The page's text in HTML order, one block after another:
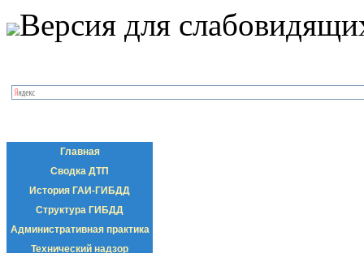
Версия для
Главная
Сводка ДТП
История ГАИ-ГИБДД
Структура ГИБДД
Административная практика
Технический надзор